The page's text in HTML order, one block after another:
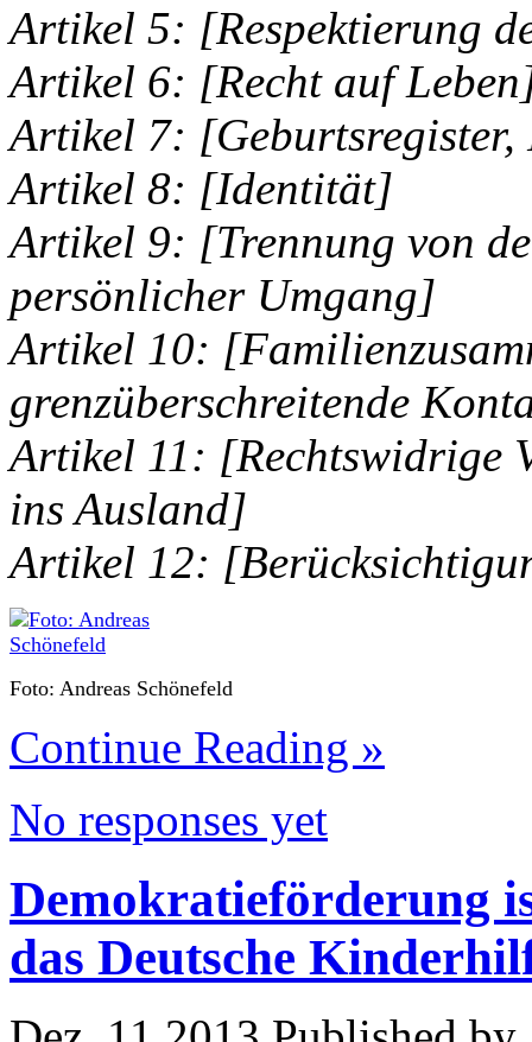
Artikel 5: [Respektierung
Artikel 6: [Recht auf
Artikel 7: [Geburtsregister,
Artikel 8: [Identität]
Artikel 9: [Trennung von
persönlicher Umgang]
Artikel 10:
grenzüberschreitende
Artikel 11: [Rechtswidrige
ins Ausland]
Artikel 12:
Foto: Andreas Schönefeld
Continue Reading »
No responses yet
Demokratieförderung
das Deutsche